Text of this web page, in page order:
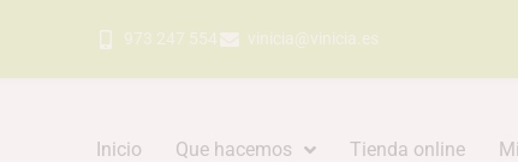
973 247 554 vinicia@vinicia.es
Inicio Que hacemos Tienda online